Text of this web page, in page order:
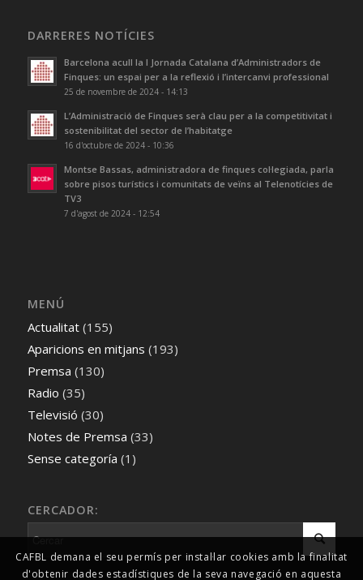
DARRERES NOTÍCIES
Barcelona acull la I Jornada Catalana d’Administradors de
Finques: un espai per a la reflexió i l’intercanvi professional
25 de novembre de 2024 - 14:13
L’Administració de Finques serà clau per a la competitivitat i
sostenibilitat del sector de l’habitatge
16 d'octubre de 2024 - 10:36
Montse Bassas, administradora de finques col·legiada, parla
sobre pisos turístics i comunitats de veïns al Telenotícies de
TV3
7 d'agost de 2024 - 12:54
MENÚ
Actualitat(155)
Aparicions en mitjans (193)
Premsa (130)
Radio (35)
Televisió (30)
Notes de Premsa (33)
Sense categoría (1)
CERCADOR:
CAFBL demana el seu permís per instal·lar cookies amb la finalitat
d'obtenir dades estadístiques de la seva navegació en aquesta